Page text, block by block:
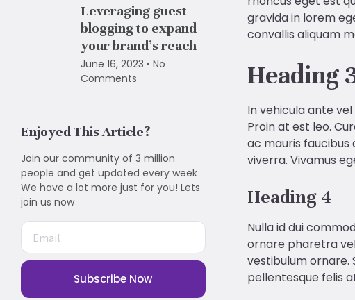
Leveraging guest
blogging to expand
your brand’s reach
June 16, 2023
No
Comments
Enjoyed This Article?
Join our community of 3 million
people and get updated every week
We have a lot more just for you! Lets
join us now
Subscribe Now
gravida in lorem
convallis aliquam
Heading
In vehicula ante
Proin at est leo.
ac mauris faucibus
viverra. Vivamus
Heading 4
Nulla id dui
ornare pharetra
vestibulum ornare.
pellentesque felis